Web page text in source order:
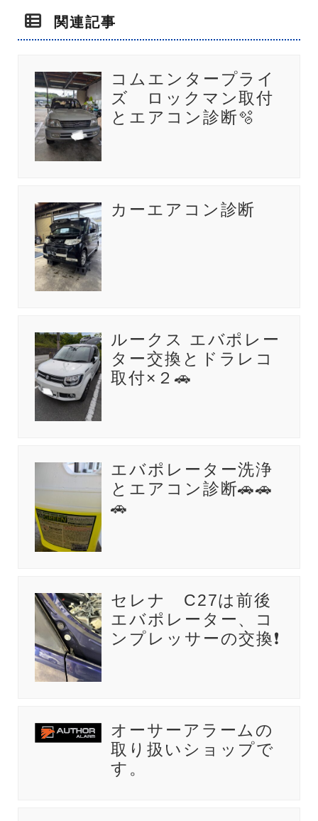
関連記事
コムエンタープライ
ズ ロックマン取付
とエアコン診断🫧
カーエアコン診断
ルークス エバポレー
ター交換とドラレコ
取付×２🚗
エバポレーター洗浄
とエアコン診断🚗🚗
🚗
セレナ C27は前後
エバポレーター、コ
ンプレッサーの交換❗
オーサーアラームの
取り扱いショップで
す。